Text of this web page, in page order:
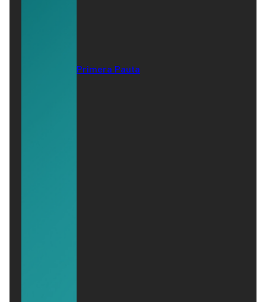
Primera Pauta